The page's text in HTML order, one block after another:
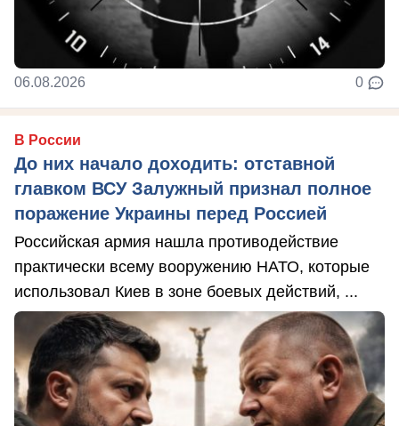
06.08.2026 0
В России
До них начало доходить: отставной
главком ВСУ Залужный признал полное
поражение Украины перед Россией
Российская армия нашла противодействие
практически всему вооружению НАТО, которые
использовал Киев в зоне боевых действий, ...